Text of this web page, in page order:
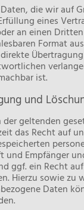
die wir auf
eines
an einen
Format
ist.
und
der geltenden
das Recht auf
und Empfänger
ggf. ein Recht
Hierzu sowie zu
Daten